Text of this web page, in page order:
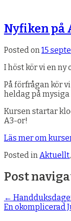
Nyfiken på
Posted on 15
I höst kör vi en
På förfrågan kör
heldag på
Kursen startar
A3-or!
Läs mer om
Posted in Aktuellt,
Post
←
En okomplicerad